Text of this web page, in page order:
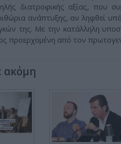
διατροφικής αξίας, που
ανάπτυξης, αν ληφθεί
της. Με την κατάλληλη
προερχομένη από τον
ακόμη